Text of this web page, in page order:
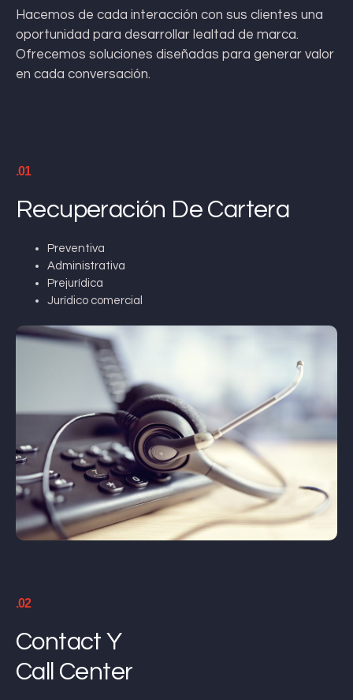
Hacemos de cada interacción con sus clientes una
oportunidad para desarrollar lealtad de marca.
Ofrecemos soluciones diseñadas para generar valor
en cada conversación.
.01
Recuperación De Cartera
Preventiva
Administrativa
Prejurídica
Jurídico comercial
.02
Contact Y
Call Center